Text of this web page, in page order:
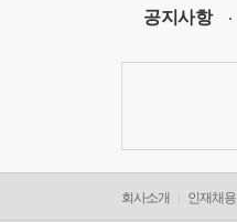
공지사항
회사소개 인재채용